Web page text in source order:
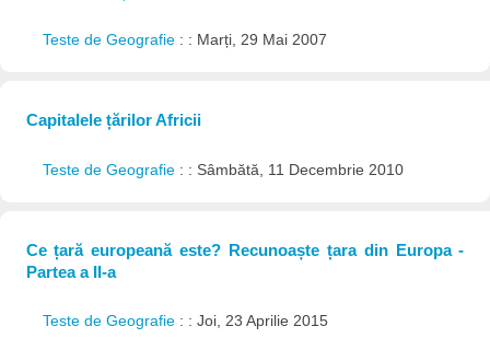
Teste de Geografie : : Marți, 29 Mai 2007
Capitalele țărilor Africii
Teste de Geografie : : Sâmbătă, 11 Decembrie 2010
Ce țară europeană este? Recunoaște țara din Europa -
Partea a II-a
Teste de Geografie : : Joi, 23 Aprilie 2015